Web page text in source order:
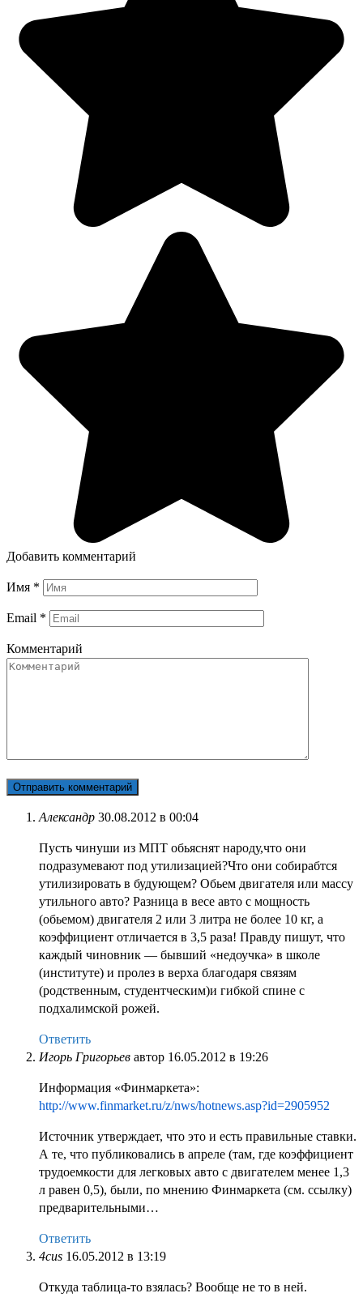
Добавить комментарий
Имя *
Email *
Комментарий
Александр 30.08.2012 в 00:04
Пусть чинуши из МПТ обьяснят народу,что они
подразумевают под утилизацией?Что они собирабтся
утилизировать в будующем? Обьем двигателя или массу
утильного авто? Разница в весе авто с мощность
(обьемом) двигателя 2 или 3 литра не более 10 кг, а
коэффициент отличается в 3,5 раза! Правду пишут, что
каждый чиновник — бывший «недоучка» в школе
(институте) и пролез в верха благодаря связям
(родственным, студентческим)и гибкой спине с
подхалимской рожей.
Ответить
Игорь Григорьев автор 16.05.2012 в 19:26
Информация «Финмаркета»:
http://www.finmarket.ru/z/nws/hotnews.asp?id=2905952
Источник утверждает, что это и есть правильные ставки.
А те, что публиковались в апреле (там, где коэффициент
трудоемкости для легковых авто с двигателем менее 1,3
л равен 0,5), были, по мнению Финмаркета (см. ссылку)
предварительными…
Ответить
4cus 16.05.2012 в 13:19
Откуда таблица-то взялась? Вообще не то в ней.